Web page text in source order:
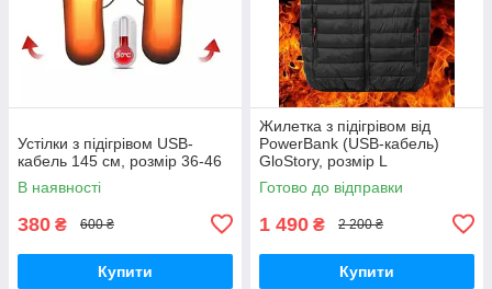
Устілки з підігрівом USB-
кабель 145 см, розмір 36-46
В наявності
380 ₴ 600 ₴
Купити
Жилетка з підігрівом від
PowerBank (USB-кабель)
GloStory, розмір L
Готово до відправки
1 490 ₴ 2 200 ₴
Купити